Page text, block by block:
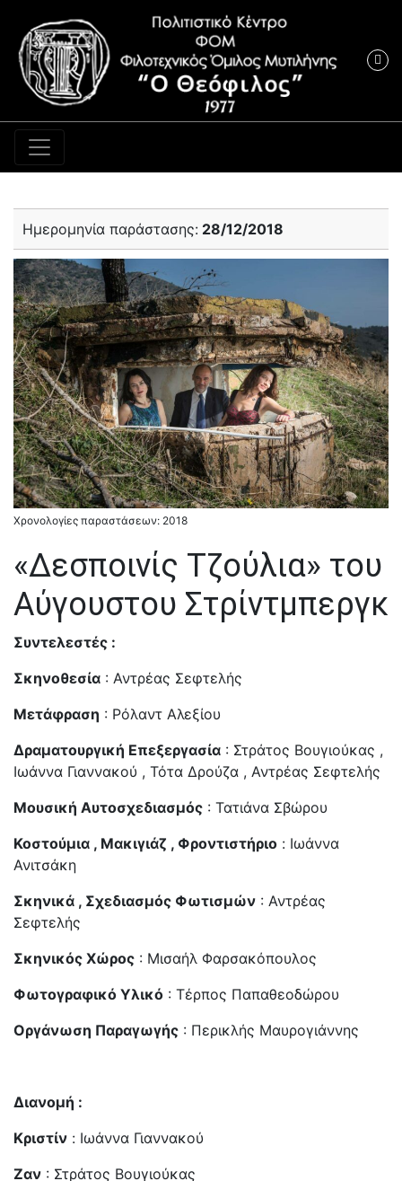
Κύρια πλοήγηση
Ημερομηνία παράστασης: 28/12/2018
Χρονολογίες παραστάσεων: 2018
«Δεσποινίς Τζούλια» του
Αύγουστου Στρίντμπεργκ
Συντελεστές :
Σκηνοθεσία : Αντρέας Σεφτελής
Μετάφραση : Ρόλαντ Αλεξίου
Δραματουργική Επεξεργασία : Στράτος Βουγιούκας ,
Ιωάννα Γιαννακού , Τότα Δρούζα , Αντρέας Σεφτελής
Μουσική Αυτοσχεδιασμός : Τατιάνα Σβώρου
Κοστούμια , Μακιγιάζ , Φροντιστήριο : Ιωάννα
Ανιτσάκη
Σκηνικά , Σχεδιασμός Φωτισμών : Αντρέας
Σεφτελής
Σκηνικός Χώρος : Μισαήλ Φαρσακόπουλος
Φωτογραφικό Υλικό : Τέρπος Παπαθεοδώρου
Οργάνωση Παραγωγής : Περικλής Μαυρογιάννης
Διανομή :
Κριστίν : Ιωάννα Γιαννακού
Ζαν : Στράτος Βουγιούκας